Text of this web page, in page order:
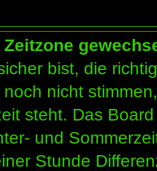
Zeitzone
bist, die
nicht
steht. Das
und
Stunde